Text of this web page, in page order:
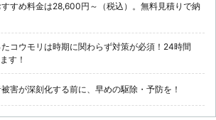
すめ料金は28,600円～（税込）。無料見積りで納
コウモリは時期に関わらず対策が必須！24時間
す！
害が深刻化する前に、早めの駆除・予防を！